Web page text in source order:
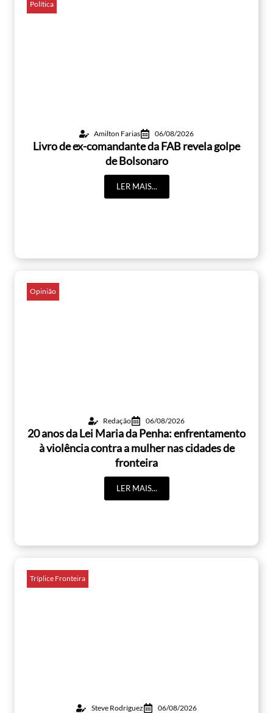
Política
Amilton Farias 06/08/2026
Livro de ex-comandante da FAB revela golpe
de Bolsonaro
LER MAIS...
Opinião
Redação 06/08/2026
20 anos da Lei Maria da Penha: enfrentamento
à violência contra a mulher nas cidades de
fronteira
LER MAIS...
Tríplice Fronteira
Steve Rodríguez 06/08/2026